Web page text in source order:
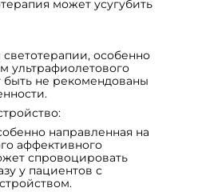
может усугубить
особенно
ультрафиолетового
быть не рекомендованы
направленная на
аффективного
спровоцировать
у пациентов с